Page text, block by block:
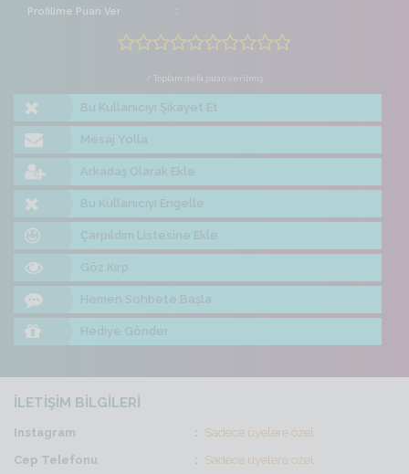
Profilime Puan Ver
/ Toplam defa puan verilmiş
Bu Kullanıcıyı Şikayet Et
Mesaj Yolla
Arkadaş Olarak Ekle
Bu Kullanıcıyı Engelle
Çarpıldım Listesine Ekle
Göz Kırp
Hemen Sohbete Başla
Hediye Gönder
İLETİŞİM BİLGİLERİ
Instagram
Sadece üyelere özel
Cep Telefonu
Sadece üyelere özel